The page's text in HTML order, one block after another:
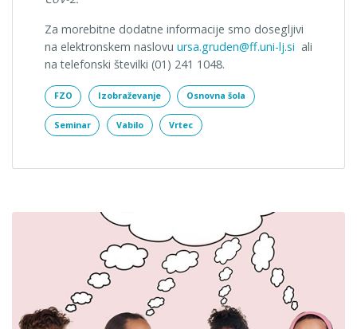
Za morebitne dodatne informacije smo dosegljivi
na elektronskem naslovu ursa.gruden@ff.uni-lj.si ali
na telefonski številki (01) 241 1048.
FZO Izobraževanje Osnovna šola
Seminar Vabilo Vrtec